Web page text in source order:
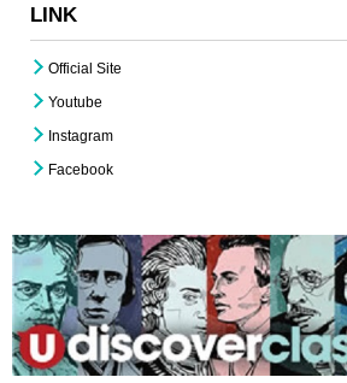
LINK
Official Site
Youtube
Instagram
Facebook